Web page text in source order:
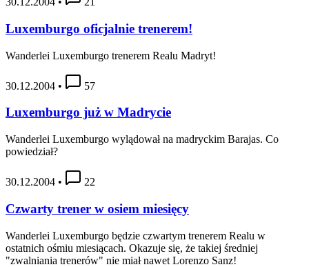
Luxemburgo oficjalnie trenerem!
Wanderlei Luxemburgo trenerem Realu Madryt!
30.12.2004 • 57
Luxemburgo już w Madrycie
Wanderlei Luxemburgo wylądował na madryckim Barajas. Co
powiedział?
30.12.2004 • 22
Czwarty trener w osiem miesięcy
Wanderlei Luxemburgo będzie czwartym trenerem Realu w
ostatnich ośmiu miesiącach. Okazuje się, że takiej średniej
"zwalniania trenerów" nie miał nawet Lorenzo Sanz!